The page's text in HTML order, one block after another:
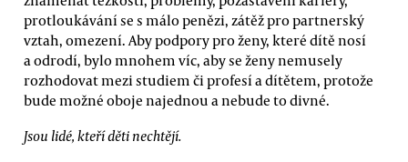
protloukávání se s málo penězi, zátěž pro partnerský
vztah, omezení. Aby podpory pro ženy, které dítě nosí
a odrodí, bylo mnohem víc, aby se ženy nemusely
rozhodovat mezi studiem či profesí a dítětem, protože
bude možné oboje najednou a nebude to divné.
Jsou lidé, kteří děti nechtějí.